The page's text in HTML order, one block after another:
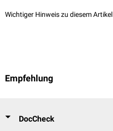
Wichtiger Hinweis zu diesem Artikel
Empfehlung
DocCheck